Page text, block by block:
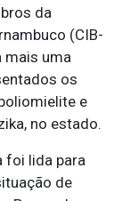
da
(CIB-
mais uma
os
e
no estado.
foi lida para
de